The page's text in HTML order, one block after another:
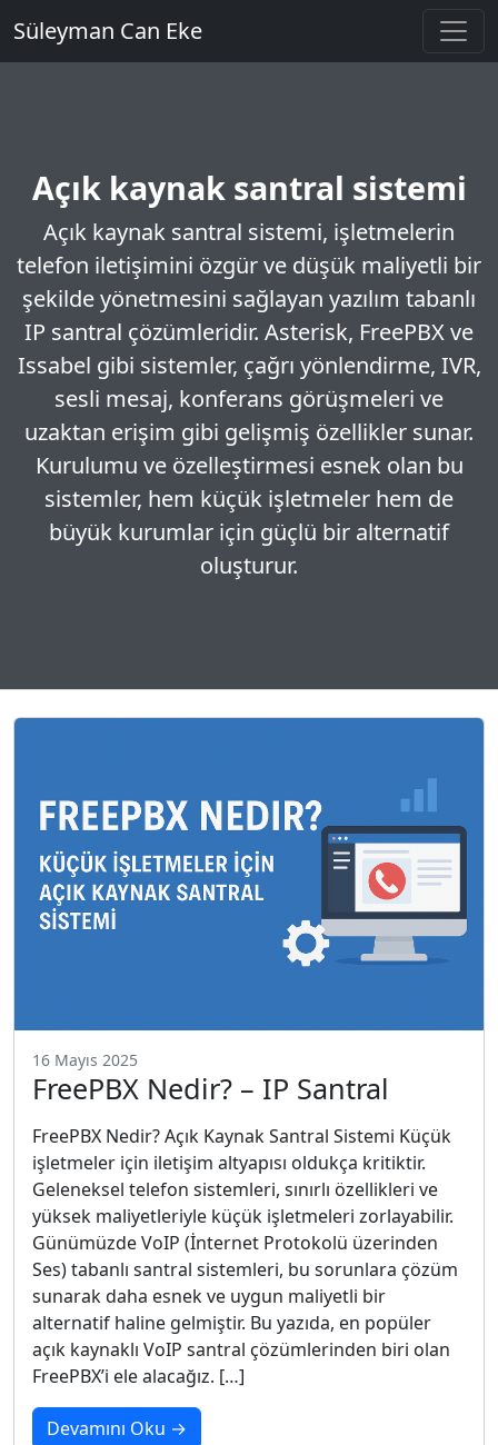
Süleyman Can Eke
Açık kaynak santral sistemi
Açık kaynak santral sistemi, işletmelerin
telefon iletişimini özgür ve düşük maliyetli bir
şekilde yönetmesini sağlayan yazılım tabanlı
IP santral çözümleridir. Asterisk, FreePBX ve
Issabel gibi sistemler, çağrı yönlendirme, IVR,
sesli mesaj, konferans görüşmeleri ve
uzaktan erişim gibi gelişmiş özellikler sunar.
Kurulumu ve özelleştirmesi esnek olan bu
sistemler, hem küçük işletmeler hem de
büyük kurumlar için güçlü bir alternatif
oluşturur.
16 Mayıs 2025
FreePBX Nedir? – IP Santral
FreePBX Nedir? Açık Kaynak Santral Sistemi Küçük
işletmeler için iletişim altyapısı oldukça kritiktir.
Geleneksel telefon sistemleri, sınırlı özellikleri ve
yüksek maliyetleriyle küçük işletmeleri zorlayabilir.
Günümüzde VoIP (İnternet Protokolü üzerinden
Ses) tabanlı santral sistemleri, bu sorunlara çözüm
sunarak daha esnek ve uygun maliyetli bir
alternatif haline gelmiştir. Bu yazıda, en popüler
açık kaynaklı VoIP santral çözümlerinden biri olan
FreePBX’i ele alacağız. […]
Devamını Oku →